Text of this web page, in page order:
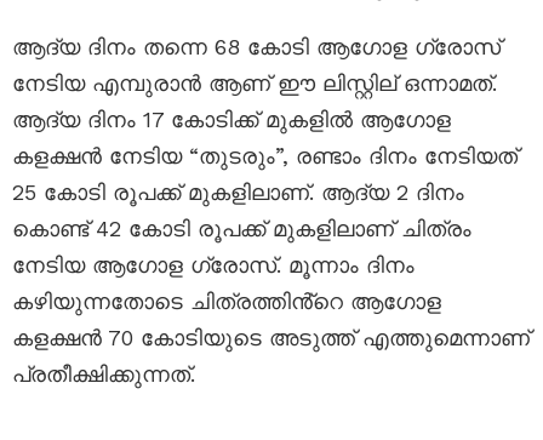
ആദ്യ ദിനം തന്നെ 68 കോടി ആഗോള ഗ്രോസ്
നേടിയ എമ്പുരാൻ ആണ് ഈ ലിസ്റ്റില് ഒന്നാമത്.
ആദ്യ ദിനം 17 കോടിക്ക് മുകളിൽ ആഗോള
കളക്ഷൻ നേടിയ “തുടരും”, രണ്ടാം ദിനം നേടിയത്
25 കോടി രൂപക്ക് മുകളിലാണ്. ആദ്യ 2 ദിനം
കൊണ്ട് 42 കോടി രൂപക്ക് മുകളിലാണ് ചിത്രം
നേടിയ ആഗോള ഗ്രോസ്. മൂന്നാം ദിനം
കഴിയുന്നതോടെ ചിത്രത്തിൻ്റെ ആഗോള
കളക്ഷൻ 70 കോടിയുടെ അടുത്ത് എത്തുമെന്നാണ്
പ്രതീക്ഷിക്കുന്നത്.